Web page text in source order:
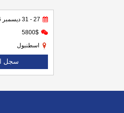
27 - 31 ديسمبر 2026
5800$
اسطنبول
سجل